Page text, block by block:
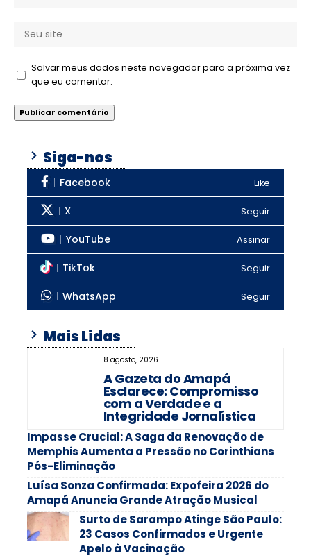
Salvar meus dados neste navegador para a próxima vez
que eu comentar.
Siga-nos
Facebook Like
X Seguir
YouTube Assinar
TikTok Seguir
WhatsApp Seguir
Mais Lidas
8 agosto, 2026
A Gazeta do Amapá
Esclarece: Compromisso
com a Verdade e a
Integridade Jornalística
Impasse Crucial: A Saga da Renovação de
Memphis Aumenta a Pressão no Corinthians
Pós-Eliminação
Luísa Sonza Confirmada: Expofeira 2026 do
Amapá Anuncia Grande Atração Musical
Surto de Sarampo Atinge São Paulo:
23 Casos Confirmados e Urgente
Apelo à Vacinação